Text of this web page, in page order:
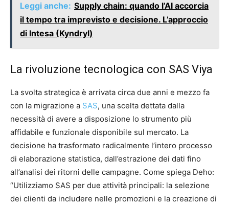
Leggi anche: Supply chain: quando l’AI accorcia
il tempo tra imprevisto e decisione. L’approccio
di Intesa (Kyndryl)
La rivoluzione tecnologica con SAS Viya
La svolta strategica è arrivata circa due anni e mezzo fa
con la migrazione a SAS, una scelta dettata dalla
necessità di avere a disposizione lo strumento più
affidabile e funzionale disponibile sul mercato. La
decisione ha trasformato radicalmente l’intero processo
di elaborazione statistica, dall’estrazione dei dati fino
all’analisi dei ritorni delle campagne. Come spiega Deho:
“Utilizziamo SAS per due attività principali: la selezione
dei clienti da includere nelle promozioni e la creazione di